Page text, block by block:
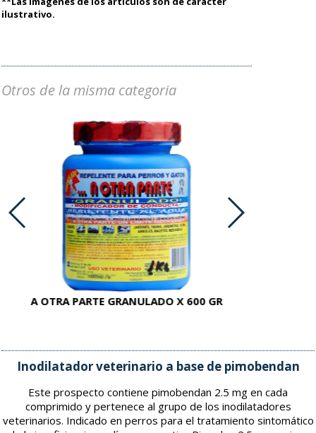
ilustrativo.
Otros de la misma categoria
A OTRA PARTE GRANULADO X 600 GR
Inodilatador veterinario a base de pimobendan
Este prospecto contiene pimobendan 2.5 mg en cada
comprimido y pertenece al grupo de los inodilatadores
veterinarios. Indicado en perros para el tratamiento sintomático